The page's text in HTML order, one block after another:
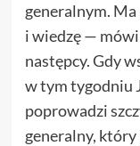
generalnym.
i wiedzę —
następcy. Gdy
w tym tygodniu
poprowadzi
generalny, który